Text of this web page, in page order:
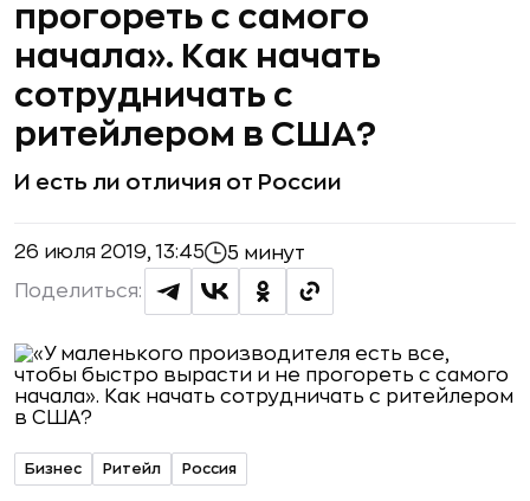
прогореть с самого
начала». Как начать
сотрудничать с
ритейлером в США?
И есть ли отличия от России
26 июля 2019, 13:45 5 минут
Поделиться:
Бизнес Ритейл Россия